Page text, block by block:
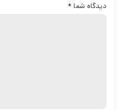
دیدگاه شما *